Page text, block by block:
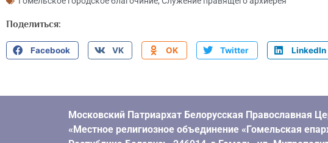
Поделиться:
Facebook VK OK Twitter LinkedIn
Московский Патриархат Белорусская Православная
«Местное религиозное объединение «Гомельская